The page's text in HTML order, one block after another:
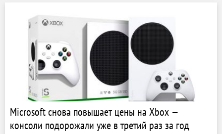
Microsoft снова повышает цены на Xbox —
консоли подорожали уже в третий раз за год